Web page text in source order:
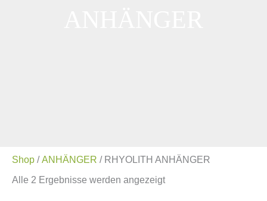
Shop /ANHÄNGER / RHYOLITH ANHÄNGER
Alle 2 Ergebnisse werden angezeigt